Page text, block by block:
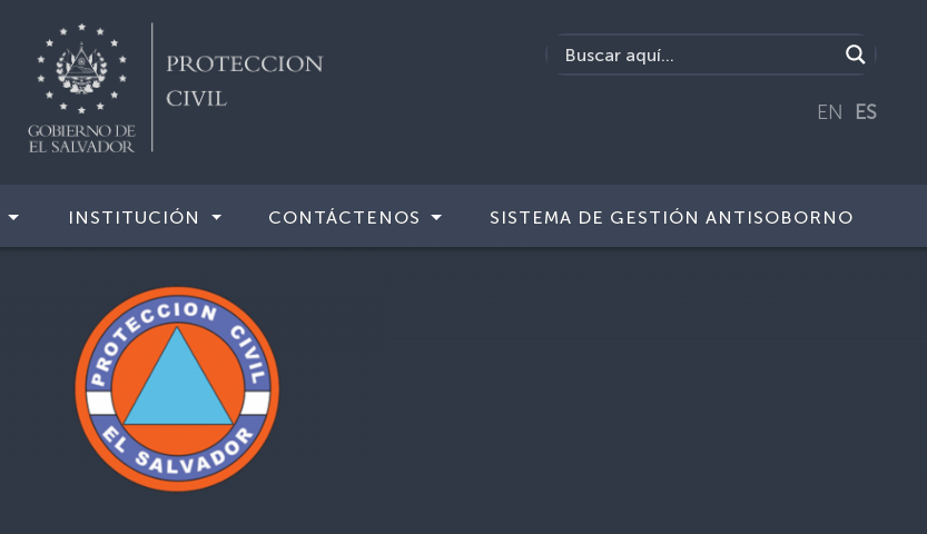
EN ES
INSTITUCIÓN CONTÁCTENOS SISTEMA DE GESTIÓN ANTISOBORNO